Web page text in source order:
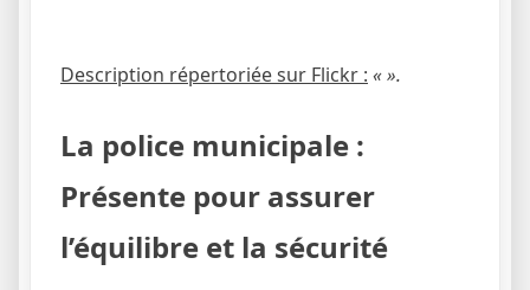
Description répertoriée sur Flickr : « ».
La police municipale :
Présente pour assurer
l’équilibre et la sécurité